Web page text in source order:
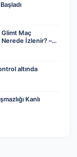
Glimt Maç
Nerede İzlenir? –
altında
Kanlı